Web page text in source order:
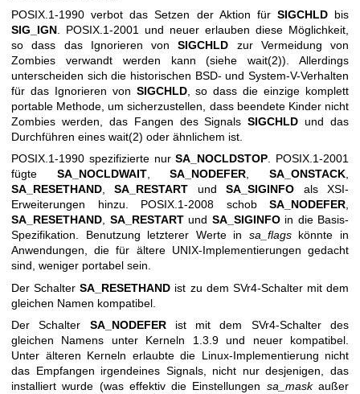
POSIX.1-1990 verbot das Setzen der Aktion für SIGCHLDbis
SIG_IGN . POSIX.1-2001 und neuer erlauben diese Möglichkeit,
so dass das Ignorieren vonSIGCHLD zur Vermeidung von
Zombies verwandt werden kann (siehewait(2)). Allerdings
unterscheiden sich die historischen BSD- und System-V-Verhalten
für das Ignorieren von SIGCHLD, so dass die einzige komplett
portable Methode, um sicherzustellen, dass beendete Kinder nicht
Zombies werden, das Fangen des SignalsSIGCHLD und das
Durchführen eines wait(2) oder ähnlichem ist.
POSIX.1-1990 spezifizierte nurSA_NOCLDSTOP. POSIX.1-2001
fügte SA_NOCLDWAIT,SA_NODEFER,SA_ONSTACK,
SA_RESETHAND,SA_RESTART undSA_SIGINFO als XSI-
Erweiterungen hinzu. POSIX.1-2008 schob SA_NODEFER,
SA_RESETHAND, SA_RESTARTund SA_SIGINFOin die Basis-
Spezifikation. Benutzung letzterer Werte in sa_flagskönnte in
Anwendungen, die für ältere UNIX-Implementierungen gedacht
sind, weniger portabel sein.
Der SchalterSA_RESETHAND ist zu dem SVr4-Schalter mit dem
gleichen Namen kompatibel.
Der Schalter SA_NODEFERist mit dem SVr4-Schalter des
gleichen Namens unter Kerneln 1.3.9 und neuer kompatibel.
Unter älteren Kerneln erlaubte die Linux-Implementierung nicht
das Empfangen irgendeines Signals, nicht nur desjenigen, das
installiert wurde (was effektiv die Einstellungen sa_maskaußer